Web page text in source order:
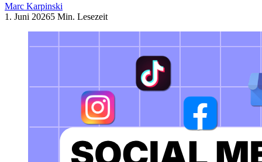
Marc Karpinski
1. Juni 20265 Min. Lesezeit